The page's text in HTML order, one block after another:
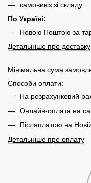
самовивіз зі складу
По Україні:
Новою Поштою за
Детальніше про доставку
Мінімальна сума
Способи оплати:
На розрахунковий
Онлайн-оплата на
Післяплатою на
Детальніше про оплату